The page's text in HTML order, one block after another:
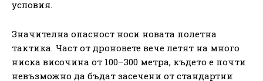
условия.
Значителна опасност носи новата полетна
тактика. Част от дроновете вече летят на много
ниска височина от 100–300 метра, където е почти
невъзможно да бъдат засечени от стандартни